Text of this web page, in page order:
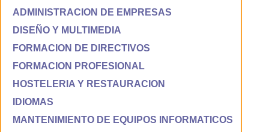
ADMINISTRACION DE EMPRESAS
DISEÑO Y MULTIMEDIA
FORMACION DE DIRECTIVOS
FORMACION PROFESIONAL
HOSTELERIA Y RESTAURACION
IDIOMAS
MANTENIMIENTO DE EQUIPOS INFORMATICOS